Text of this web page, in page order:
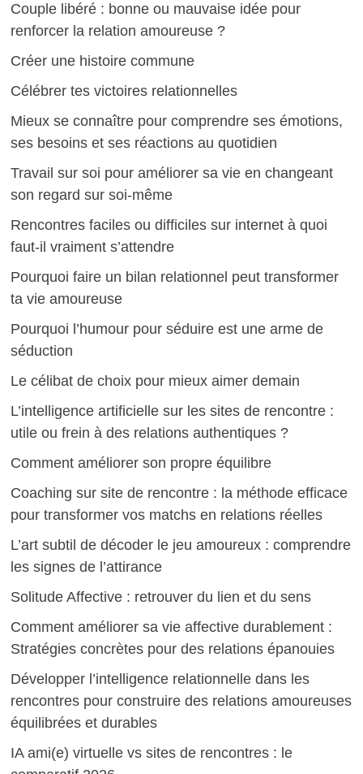
Couple libéré : bonne ou mauvaise idée pour
renforcer la relation amoureuse ?
Créer une histoire commune
Célébrer tes victoires relationnelles
Mieux se connaître pour comprendre ses émotions,
ses besoins et ses réactions au quotidien
Travail sur soi pour améliorer sa vie en changeant
son regard sur soi-même
Rencontres faciles ou difficiles sur internet à quoi
faut-il vraiment s’attendre
Pourquoi faire un bilan relationnel peut transformer
ta vie amoureuse
Pourquoi l’humour pour séduire est une arme de
séduction
Le célibat de choix pour mieux aimer demain
L’intelligence artificielle sur les sites de rencontre :
utile ou frein à des relations authentiques ?
Comment améliorer son propre équilibre
Coaching sur site de rencontre : la méthode efficace
pour transformer vos matchs en relations réelles
L’art subtil de décoder le jeu amoureux : comprendre
les signes de l’attirance
Solitude Affective : retrouver du lien et du sens
Comment améliorer sa vie affective durablement :
Stratégies concrètes pour des relations épanouies
Développer l’intelligence relationnelle dans les
rencontres pour construire des relations amoureuses
équilibrées et durables
IA ami(e) virtuelle vs sites de rencontres : le